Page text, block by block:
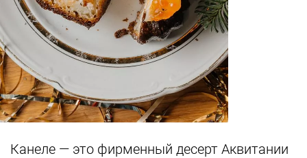
Канеле — это фирменный десерт Аквитании